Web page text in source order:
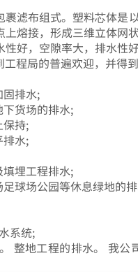
滤布组式。塑料芯体是
熔接，形成三维立体
好，空隙率大，排水
程局的普遍欢迎，并得
排水;
货场的排水;
持;
水;
埋工程排水;
球场公园等休息绿地的
系统;
整地工程的排水。 我